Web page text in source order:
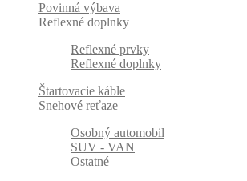
Povinná výbava
Reflexné doplnky
Reflexné prvky
Reflexné doplnky
Štartovacie káble
Snehové reťaze
Osobný automobil
SUV - VAN
Ostatné